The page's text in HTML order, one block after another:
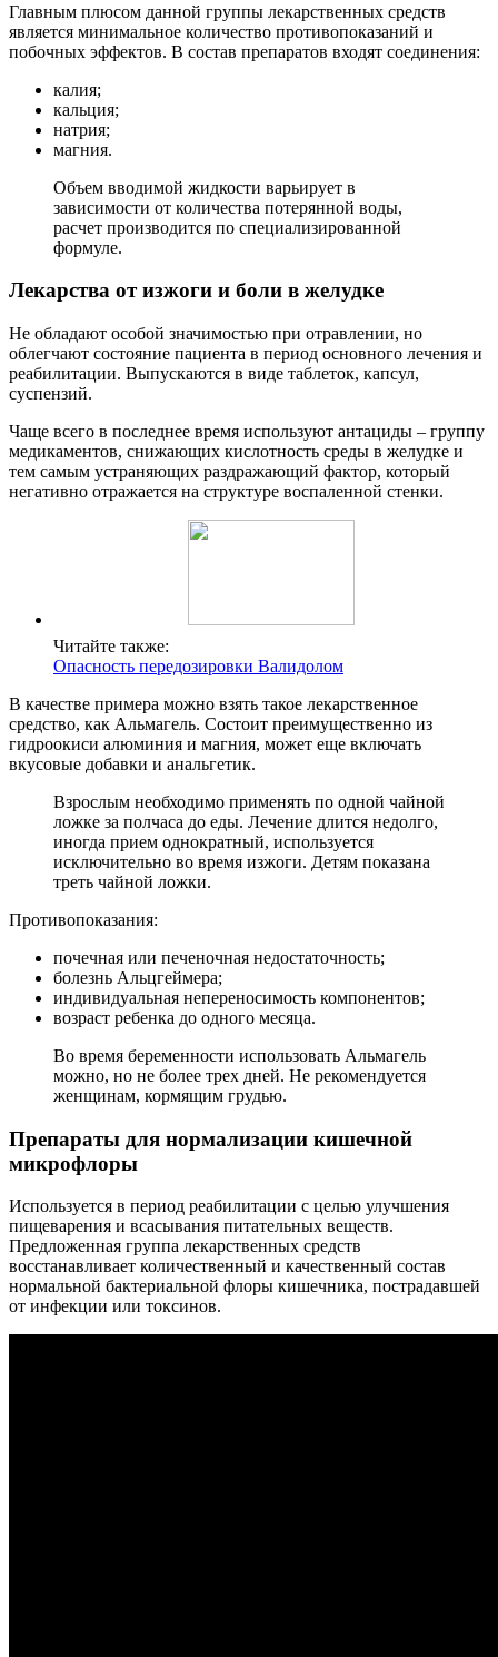
Главным плюсом данной группы лекарственных средств
является минимальное количество противопоказаний и
побочных эффектов. В состав препаратов входят соединения:
калия;
кальция;
натрия;
магния.
Объем вводимой жидкости варьирует в
зависимости от количества потерянной воды,
расчет производится по специализированной
формуле.
Лекарства от изжоги и боли в желудке
Не обладают особой значимостью при отравлении, но
облегчают состояние пациента в период основного лечения и
реабилитации. Выпускаются в виде таблеток, капсул,
суспензий.
Чаще всего в последнее время используют антациды – группу
медикаментов, снижающих кислотность среды в желудке и
тем самым устраняющих раздражающий фактор, который
негативно отражается на структуре воспаленной стенки.
Читайте также:
Опасность передозировки Валидолом
В качестве примера можно взять такое лекарственное
средство, как Альмагель. Состоит преимущественно из
гидроокиси алюминия и магния, может еще включать
вкусовые добавки и анальгетик.
Взрослым необходимо применять по одной чайной
ложке за полчаса до еды. Лечение длится недолго,
иногда прием однократный, используется
исключительно во время изжоги. Детям показана
треть чайной ложки.
Противопоказания:
почечная или печеночная недостаточность;
болезнь Альцгеймера;
индивидуальная непереносимость компонентов;
возраст ребенка до одного месяца.
Во время беременности использовать Альмагель
можно, но не более трех дней. Не рекомендуется
женщинам, кормящим грудью.
Препараты для нормализации кишечной
микрофлоры
Используется в период реабилитации с целью улучшения
пищеварения и всасывания питательных веществ.
Предложенная группа лекарственных средств
восстанавливает количественный и качественный состав
нормальной бактериальной флоры кишечника, пострадавшей
от инфекции или токсинов.